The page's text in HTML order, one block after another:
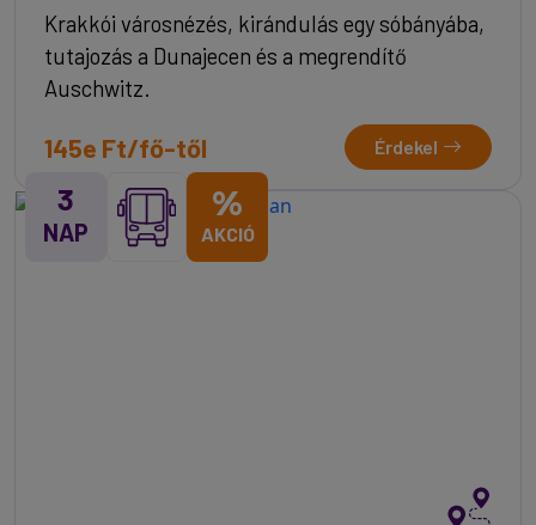
Krakkói városnézés, kirándulás egy sóbányába,
tutajozás a Dunajecen és a megrendítő
Auschwitz.
145e Ft/fő-től Érdekel
3
NAP
%
AKCIÓ